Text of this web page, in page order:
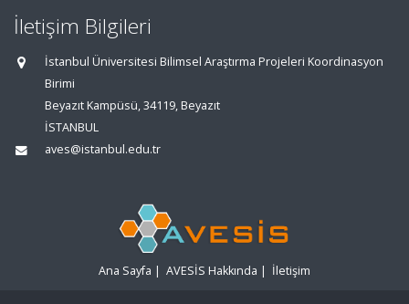
İletişim Bilgileri
İstanbul Üniversitesi Bilimsel Araştırma Projeleri Koordinasyon
Birimi
Beyazıt Kampüsü, 34119, Beyazıt
İSTANBUL
aves@istanbul.edu.tr
Ana Sayfa | AVESİS Hakkında | İletişim